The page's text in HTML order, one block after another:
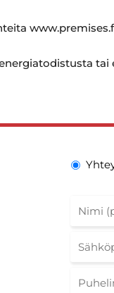
tai